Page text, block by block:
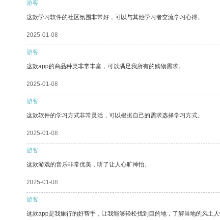
游客
这款学习软件的社区氛围非常好，可以与其他学习者交流学习心得。
2025-01-08
游客
这款app的商品种类非常丰富，可以满足我所有的购物需求。
2025-01-08
游客
这款软件的学习方式非常灵活，可以根据自己的需求选择学习方式。
2025-01-08
游客
这款游戏的音乐非常优美，听了让人心旷神怡。
2025-01-08
游客
这款app是我旅行的好帮手，让我能够轻松找到目的地，了解当地的风土